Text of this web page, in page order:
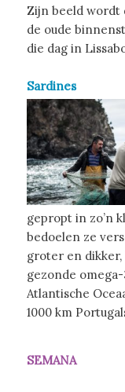
Zijn beeld wordt
de oude
die dag in
Sardines
gepropt in zo’n
bedoelen ze
groter en
gezonde
Atlantische
1000 km
SEMANA